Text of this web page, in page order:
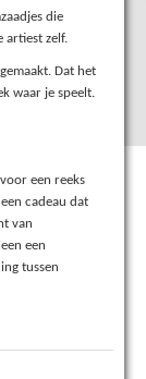
die
artiest zelf.
Dat het
waar je speelt.
een reeks
cadeau dat
van
een
tussen